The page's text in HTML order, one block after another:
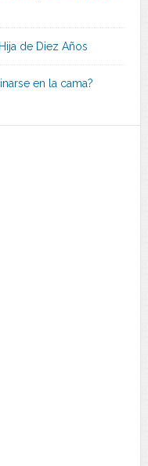
de Diez Años
en la cama?